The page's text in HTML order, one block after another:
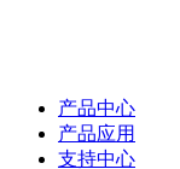
产品中心
产品应用
支持中心